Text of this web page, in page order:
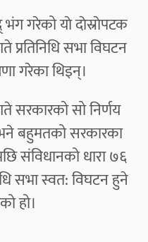
गरेको याे दाेस्राेपटक
सभा विघटन
गरेका थिइन्‌।
सरकारको सो निर्णय
बहुमतको सरकारका
संविधानको धारा ७६
सभा स्वत: विघटन हुने
हो।